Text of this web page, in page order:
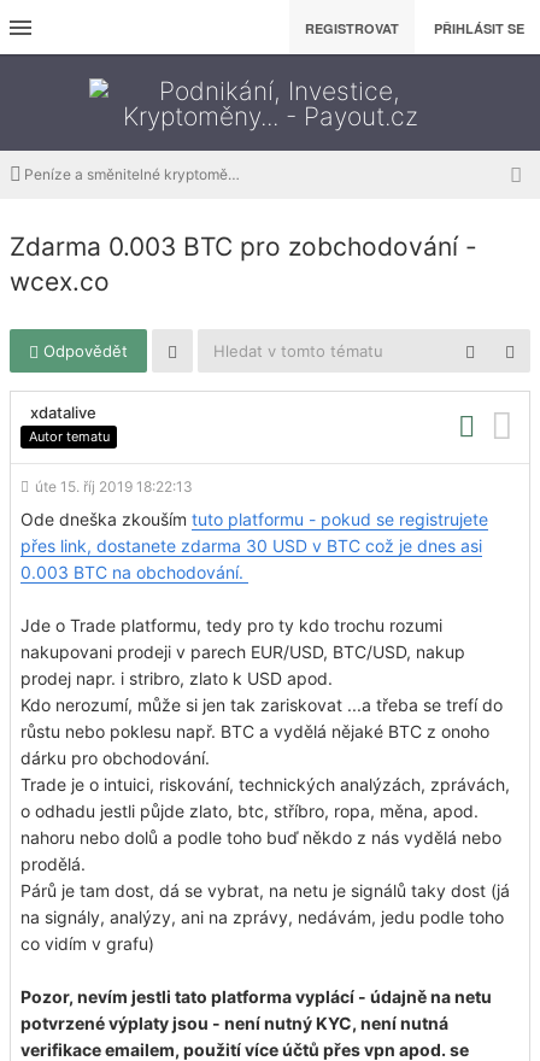
REGISTROVAT PŘIHLÁSIT SE
Peníze a směnitelné kryptoměny ZDARMA
Zdarma 0.003 BTC pro zobchodování -
wcex.co
Odpovědět
xdatalive
Autor tematu
úte 15. říj 2019 18:22:13
Ode dneška zkouším tuto platformu - pokud se registrujete
přes link, dostanete zdarma 30 USD v BTC což je dnes asi
0.003 BTC na obchodování.
Jde o Trade platformu, tedy pro ty kdo trochu rozumi
nakupovani prodeji v parech EUR/USD, BTC/USD, nakup
prodej napr. i stribro, zlato k USD apod.
Kdo nerozumí, může si jen tak zariskovat ...a třeba se trefí do
růstu nebo poklesu např. BTC a vydělá nějaké BTC z onoho
dárku pro obchodování.
Trade je o intuici, riskování, technických analýzách, zprávách,
o odhadu jestli půjde zlato, btc, stříbro, ropa, měna, apod.
nahoru nebo dolů a podle toho buď někdo z nás vydělá nebo
prodělá.
Párů je tam dost, dá se vybrat, na netu je signálů taky dost (já
na signály, analýzy, ani na zprávy, nedávám, jedu podle toho
co vidím v grafu)
Pozor, nevím jestli tato platforma vyplácí - údajně na netu
potvrzené výplaty jsou - není nutný KYC, není nutná
verifikace emailem, použití více účtů přes vpn apod. se